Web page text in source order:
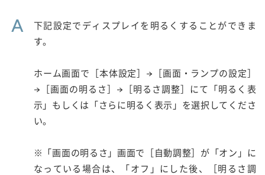
A
下記設定でディスプレイを明るくすることができま
す。
ホーム画面で［本体設定］→［画面・ランプの設定］
→［画面の明るさ］→［明るさ調整］にて「明るく表
示」もしくは「さらに明るく表示」を選択してくださ
い。
※「画面の明るさ」画面で［自動調整］が「オン」に
なっている場合は、「オフ」にした後、［明るさ調